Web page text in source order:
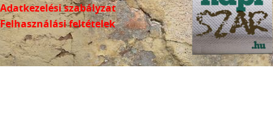
Adatkezelési szabályzat
Felhasználási feltételek